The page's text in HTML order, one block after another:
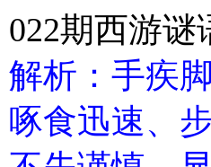
022期西游
解析：手疾
啄食迅速、